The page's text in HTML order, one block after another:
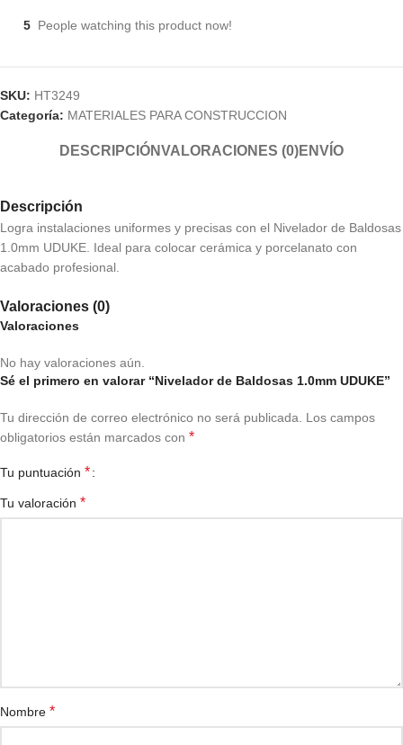
5 People watching this product now!
SKU: HT3249
Categoría: MATERIALES PARA CONSTRUCCION
DESCRIPCIÓNVALORACIONES (0)ENVÍO
Descripción
Logra instalaciones uniformes y precisas con el Nivelador de Baldosas
1.0mm UDUKE. Ideal para colocar cerámica y porcelanato con
acabado profesional.
Valoraciones (0)
Valoraciones
No hay valoraciones aún.
Sé el primero en valorar “Nivelador de Baldosas 1.0mm UDUKE”
Tu dirección de correo electrónico no será publicada.
Los campos
obligatorios están marcados con *
Tu puntuación *
Tu valoración *
Nombre *